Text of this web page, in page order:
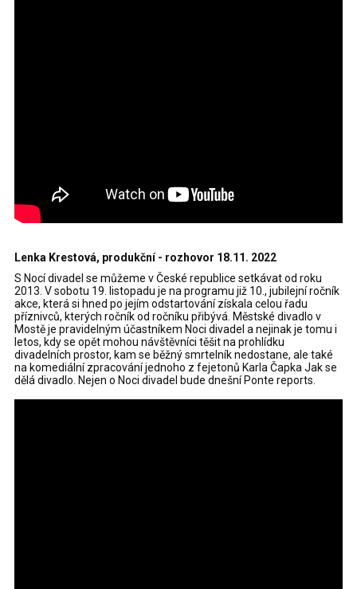
Lenka Krestová, produkční - rozhovor 18.11. 2022
S Nocí divadel se můžeme v České republice setkávat od roku
2013. V sobotu 19. listopadu je na programu již 10., jubilejní ročník
akce, která si hned po jejím odstartování získala celou řadu
příznivců, kterých ročník od ročníku přibývá. Městské divadlo v
Mostě je pravidelným účastníkem Noci divadel a nejinak je tomu i
letos, kdy se opět mohou návštěvníci těšit na prohlídku
divadelních prostor, kam se běžný smrtelník nedostane, ale také
na komediální zpracování jednoho z fejetonů Karla Čapka Jak se
dělá divadlo. Nejen o Noci divadel bude dnešní Ponte reports.